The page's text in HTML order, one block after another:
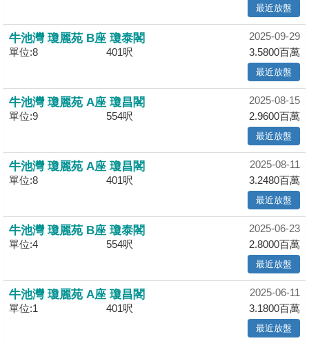
最近放盤
牛池灣 瓊麗苑 B座 瓊泰閣
2025-09-29
單位:8
401呎 3.5800百萬
最近放盤
牛池灣 瓊麗苑 A座 瓊昌閣
2025-08-15
單位:9
554呎 2.9600百萬
最近放盤
牛池灣 瓊麗苑 A座 瓊昌閣
2025-08-11
單位:8
401呎 3.2480百萬
最近放盤
牛池灣 瓊麗苑 B座 瓊泰閣
2025-06-23
單位:4
554呎 2.8000百萬
最近放盤
牛池灣 瓊麗苑 A座 瓊昌閣
2025-06-11
單位:1
401呎 3.1800百萬
最近放盤